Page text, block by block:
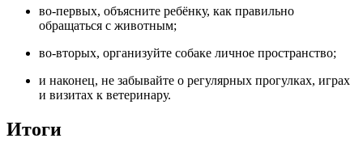
во-первых, объясните ребёнку, как правильно
обращаться с животным;
во-вторых, организуйте собаке личное пространство;
и наконец, не забывайте о регулярных прогулках, играх
и визитах к ветеринару.
Итоги